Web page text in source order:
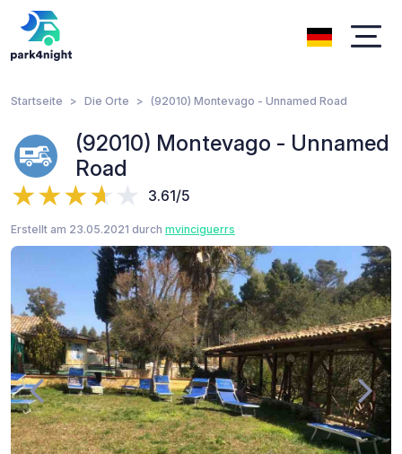
Startseite Die Orte (92010) Montevago - Unnamed Road
(92010) Montevago - Unnamed
Road
3.61/5
Erstellt am 23.05.2021 durch mvinciguerrs